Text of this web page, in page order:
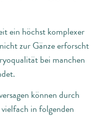
ein höchst komplexer
zur Gänze erforscht
bei manchen
können durch
in folgenden